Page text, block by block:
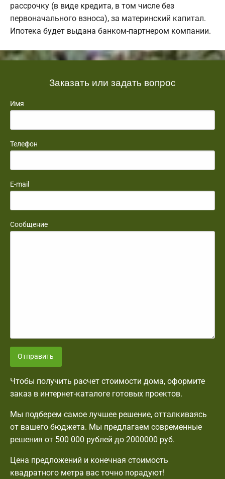
рассрочку (в виде кредита, в том числе без
первоначального взноса), за материнский капитал.
Ипотека будет выдана банком-партнером компании.
Заказать или задать вопрос
Имя
Телефон
E-mail
Сообщение
Отправить
Чтобы получить расчет стоимости дома, оформите
заказ в интернет-каталоге готовых проектов.
Мы подберем самое лучшее решение, отталкиваясь
от вашего бюджета. Мы предлагаем современные
решения от 500 000 рублей до 2000000 руб.
Цена предложений и конечная стоимость
квадратного метра вас точно порадуют!